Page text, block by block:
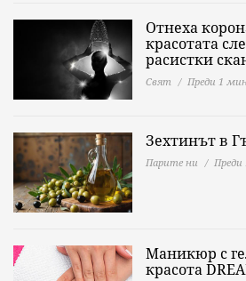
Отнеха
красотата
расистки
Свят Преди 1
Зехтинът в
Парите ни
Маникюр с
красота